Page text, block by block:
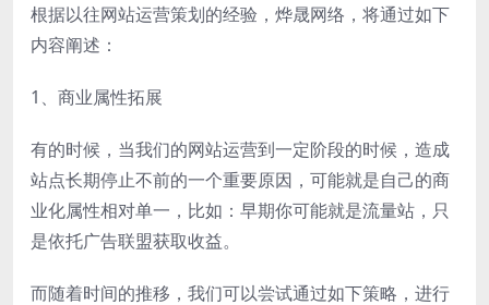
根据以往网站运营策划的经验，烨晟网络，将通过如下
内容阐述：
1、商业属性拓展
有的时候，当我们的网站运营到一定阶段的时候，造成
站点长期停止不前的一个重要原因，可能就是自己的商
业化属性相对单一，比如：早期你可能就是流量站，只
是依托广告联盟获取收益。
而随着时间的推移，我们可以尝试通过如下策略，进行